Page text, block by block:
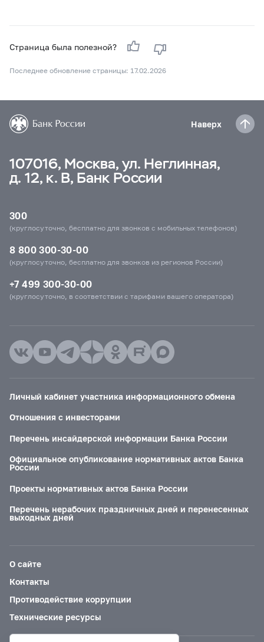
Страница была полезной?
Последнее обновление страницы: 17.02.2026
Наверх
107016, Москва, ул. Неглинная,
д. 12, к. В, Банк России
300
(круглосуточно, бесплатно для звонков с мобильных телефонов)
8 800 300-30-00
(круглосуточно, бесплатно для звонков из регионов России)
+7 499 300-30-00
(круглосуточно, в соответствии с тарифами вашего оператора)
Личный кабинет участника информационного обмена
Отношения с инвесторами
Перечень инсайдерской информации Банка России
Официальное опубликование нормативных актов Банка
России
Проекты нормативных актов Банка России
Перечень нерабочих праздничных дней и перенесенных
выходных дней
О сайте
Контакты
Противодействие коррупции
Технические ресурсы